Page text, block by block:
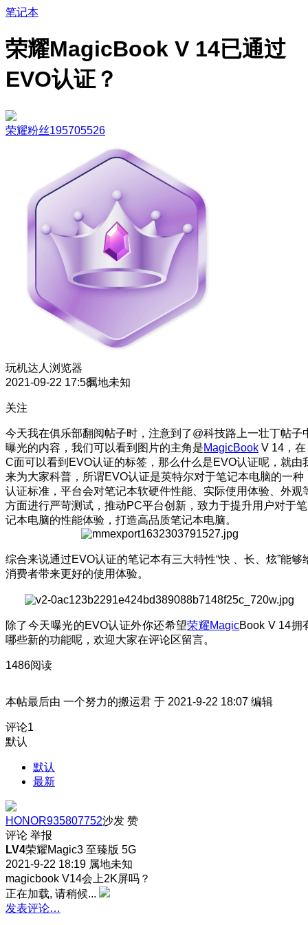
笔记本
荣耀MagicBook V 14已通过
EVO认证？
荣耀粉丝195705526
玩机达人 浏览器
2021-09-22 17:58属地未知
关注
今天我在俱乐部翻阅帖子时，注意到了@科技路上一壮丁帖子
曝光的内容，我们可以看到图片的主角是MagicBook V 14，在
C面可以看到EVO认证的标签，那么什么是EVO认证呢，就由
来为大家科普，所谓EVO认证是英特尔对于笔记本电脑的一种
认证标准，平台会对笔记本软硬件性能、实际使用体验、外观
方面进行严苛测试，推动PC平台创新，致力于提升用户对于笔
记本电脑的性能体验，打造高品质笔记本电脑。
综合来说通过EVO认证的笔记本有三大特性“快 、长、炫”能够
消费者带来更好的使用体验。
除了今天曝光的EVO认证外你还希望荣耀MagicBook V 14拥
哪些新的功能呢，欢迎大家在评论区留言。
1486阅读
本帖最后由 一个努力的搬运君 于 2021-9-22 18:07 编辑
评论1
默认
默认
最新
HONOR935807752沙发 赞
评论 举报
LV4荣耀Magic3 至臻版 5G
2021-9-22 18:19 属地未知
magicbook V14会上2K屏吗？
正在加载, 请稍候...
发表评论…